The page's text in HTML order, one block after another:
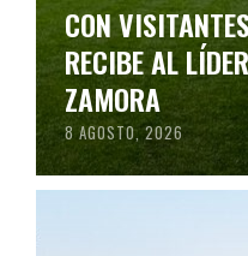
CON
RECIBE AL
ZAMORA
8 AGOSTO, 2026